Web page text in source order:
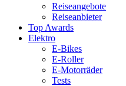
Reiseangebote
Reiseanbieter
Top Awards
Elektro
E-Bikes
E-Roller
E-Motorräder
Tests